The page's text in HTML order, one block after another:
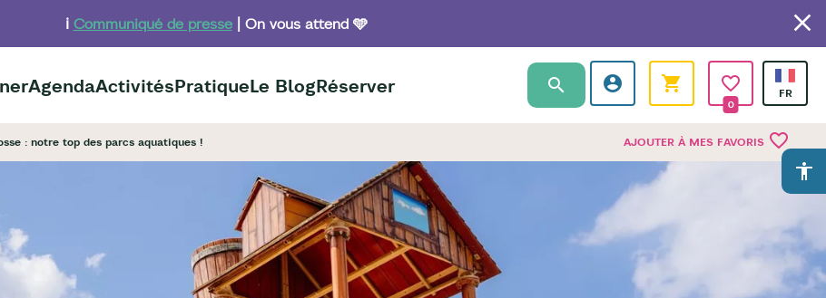
ℹ️ Communiqué de presse| On vous attend 🩵
AgendaActivitésPratiqueLe BlogRéserver
0
AJOUTER À MES FAVORIS favorite_border
: notre top des parcs aquatiques !
accessibility